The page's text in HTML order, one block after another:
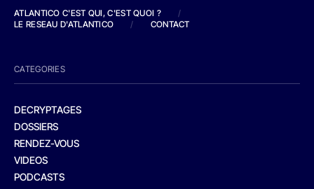
ATLANTICO C'EST QUI, C'EST QUOI ?
/
LE RESEAU D'ATLANTICO
/ CONTACT
CATEGORIES
DECRYPTAGES
DOSSIERS
RENDEZ-VOUS
VIDEOS
PODCASTS